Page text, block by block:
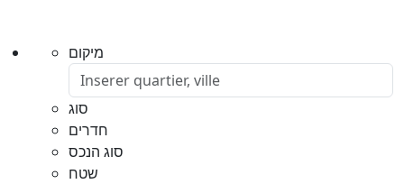
מיקום
סוג
חדרים
סוג הנכס
שטח